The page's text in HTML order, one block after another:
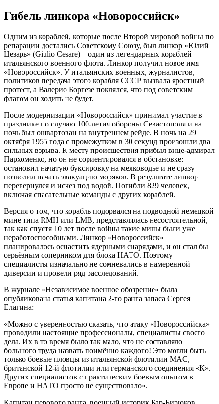
Гибель линкора «Новороссийск»
Одним из кораблей, которые после Второй мировой войны по
репарации достались Советскому Союзу, был линкор «Юлий
Цезарь» (Giulio Cesare) – один из легендарных кораблей
итальянского военного флота. Линкор получил новое имя
«Новороссийск». У итальянских военных, журналистов,
политиков передача этого корабля СССР вызвала яростный
протест, а Валерио Боргезе поклялся, что под советским
флагом он ходить не будет.
После модернизации «Новороссийск» принимал участие в
празднике по случаю 100-летия обороны Севастополя и на
ночь был ошвартован на внутреннем рейде. В ночь на 29
октября 1955 года с промежутком в 30 секунд произошли два
сильных взрыва. К месту происшествия прибыл вице-адмирал
Пархоменко, но он не сориентировался в обстановке:
остановил начатую буксировку на мелководье и не сразу
позволил начать эвакуацию моряков. В результате линкор
перевернулся и исчез под водой. Погибли 829 человек,
включая спасательные команды с других кораблей.
Версия о том, что корабль подорвался на подводной немецкой
мине типа RMH или LMB, представлялась несостоятельной,
так как спустя 10 лет после войны такие мины были уже
неработоспособными. Линкор «Новороссийск»
планировалось оснастить ядерными снарядами, и он стал бы
серьёзным соперником для блока НАТО. Поэтому
специалисты изначально не сомневались в намеренной
диверсии и провели ряд расследований.
В журнале «Независимое военное обозрение» была
опубликована статья капитана 2-го ранга запаса Сергея
Елагина:
«Можно с уверенностью сказать, что атаку «Новороссийска»
проводили настоящие профессионалы, специалисты своего
дела. Их в то время было так мало, что не составляло
большого труда назвать поимённо каждого! Это могли быть
только боевые пловцы из итальянской флотилии MAC,
британской 12-й флотилии или германского соединения «К».
Других специалистов с практическим боевым опытом в
Европе и НАТО просто не существовало».
Капитан перового ранга, военный историк Бар-Бирюков